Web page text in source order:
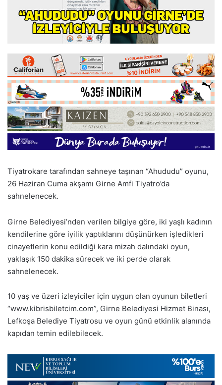
Tiyatrokare tarafından sahneye taşınan “Ahududu” oyunu,
26 Haziran Cuma akşamı Girne Amfi Tiyatro’da
sahnelenecek.
Girne Belediyesi’nden verilen bilgiye göre, iki yaşlı kadının
kendilerine göre iyilik yaptıklarını düşünürken işledikleri
cinayetlerin konu edildiği kara mizah dalındaki oyun,
yaklaşık 150 dakika sürecek ve iki perde olarak
sahnelenecek.
10 yaş ve üzeri izleyiciler için uygun olan oyunun biletleri
“www.kibrisbiletcim.com”, Girne Belediyesi Hizmet Binası,
Lefkoşa Belediye Tiyatrosu ve oyun günü etkinlik alanında
kapıdan temin edilebilecek.